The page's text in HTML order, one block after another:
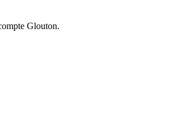
Glouton.